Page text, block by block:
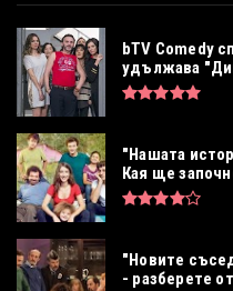
bTV Comedy
удължава
"Нашата
Кая ще
"Новите
- разберете